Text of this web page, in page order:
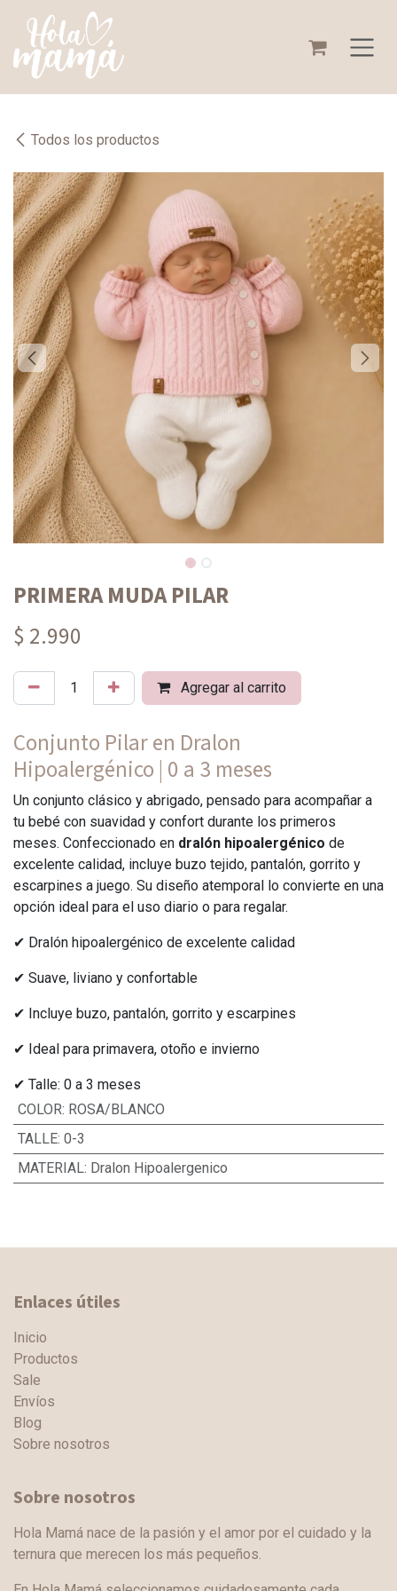
Todos los productos
PRIMERA MUDA PILAR
$ 2.990
Agregar al carrito
Conjunto Pilar en Dralon
Hipoalergénico | 0 a 3 meses
Un conjunto clásico y abrigado, pensado para acompañar a
tu bebé con suavidad y confort durante los primeros
meses. Confeccionado en dralón hipoalergénico de
excelente calidad, incluye buzo tejido, pantalón, gorrito y
escarpines a juego. Su diseño atemporal lo convierte en una
opción ideal para el uso diario o para regalar.
✔ Dralón hipoalergénico de excelente calidad
✔ Suave, liviano y confortable
✔ Incluye buzo, pantalón, gorrito y escarpines
✔ Ideal para primavera, otoño e invierno
✔ Talle: 0 a 3 meses
COLOR: ROSA/BLANCO
TALLE: 0-3
MATERIAL: Dralon Hipoalergenico
Enlaces útiles
Inicio
Productos
Sale
Envíos
Blog
Sobre nosotros
Sobre nosotros
Hola Mamá nace de la pasión y el amor por el cuidado y la
ternura que merecen los más pequeños.